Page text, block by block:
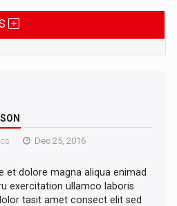
Dec 25, 2016
et dolore magna aliqua enimad
exercitation ullamco laboris
tasit amet consect elit sed